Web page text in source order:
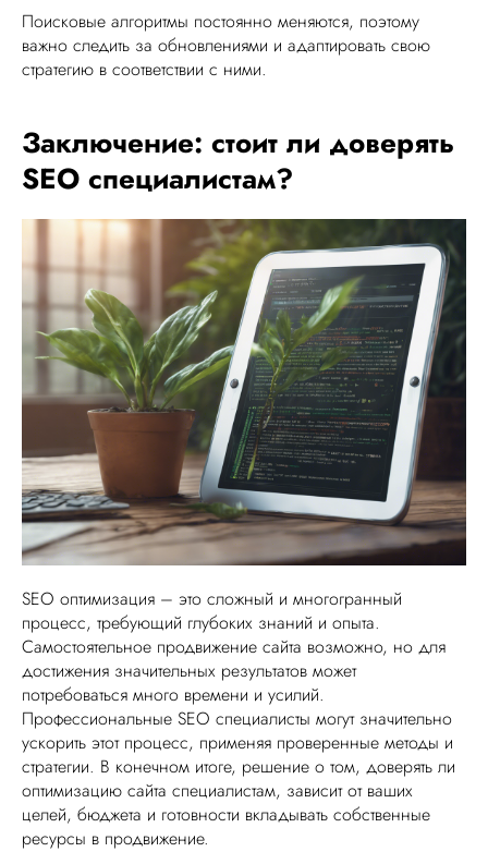
Поисковые алгоритмы постоянно меняются, поэтому
важно следить за обновлениями и адаптировать свою
стратегию в соответствии с ними.
Заключение: стоит ли доверять
SEO специалистам?
SEO оптимизация – это сложный и многогранный
процесс, требующий глубоких знаний и опыта.
Самостоятельное продвижение сайта возможно, но для
достижения значительных результатов может
потребоваться много времени и усилий.
Профессиональные SEO специалисты могут значительно
ускорить этот процесс, применяя проверенные методы и
стратегии. В конечном итоге, решение о том, доверять ли
оптимизацию сайта специалистам, зависит от ваших
целей, бюджета и готовности вкладывать собственные
ресурсы в продвижение.